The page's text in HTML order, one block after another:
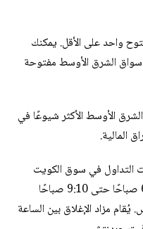
واحد على الأقل. يمكنك
الشرق الأوسط مفتوحة
الأوسط الأكثر شيوعًا في
المالية.
التداول في سوق الكويت
الوطني للأوراق المالية من الساعة 6:00 صباحًا حتى 9:10 صباحًا
مزاد الإغلاق بين الساعة